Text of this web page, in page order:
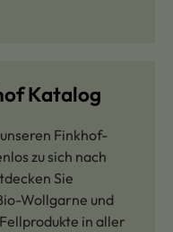
Katalog
Finkhof-
zu sich nach
Sie
Wollgarne und
in aller